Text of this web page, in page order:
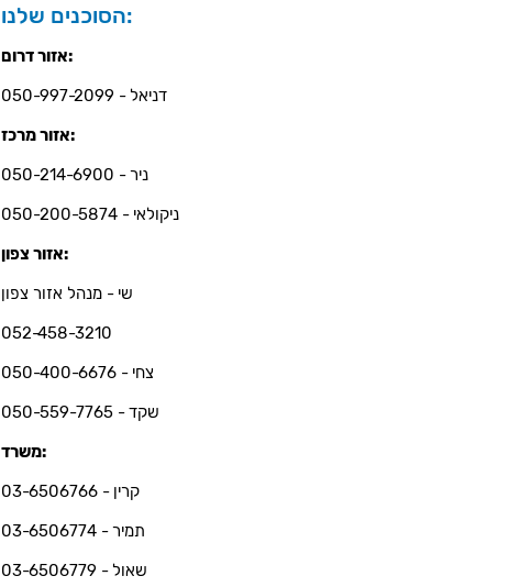
הסוכנים שלנו:
אזור דרום:
דניאל - 050-997-2099
אזור מרכז:
ניר - 050-214-6900
ניקולאי - 050-200-5874
אזור צפון:
שי - מנהל אזור צפון
052-458-3210
צחי - 050-400-6676
שקד - 050-559-7765
משרד:
קרין - 03-6506766
תמיר - 03-6506774
שאול - 03-6506779